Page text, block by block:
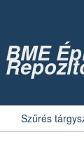
BME
Szűrés